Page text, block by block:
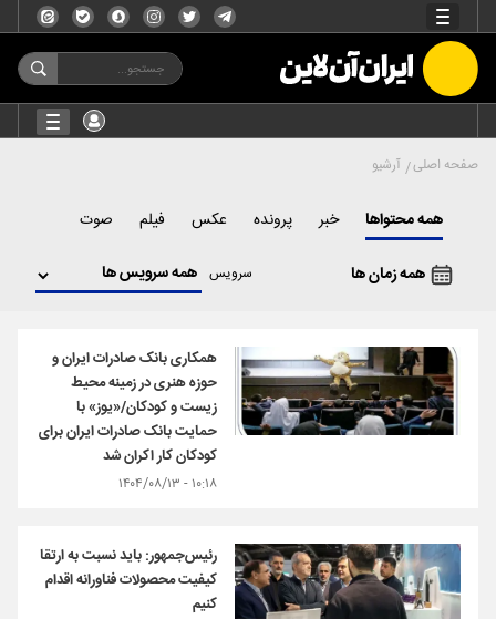
صفحه اصلی آرشیو
همه محتواها خبر پرونده عکس فیلم صوت
همه زمان ها سرویس
همکاری بانک صادرات ایران و
حوزه هنری در زمینه محیط
زیست و کودکان/«یوز» با
حمایت بانک صادرات ایران برای
کودکان کار اکران شد
۱۰:۱۸ - ۱۴۰۴/۰۸/۱۳
رئیس‌جمهور: باید نسبت به ارتقا
کیفیت محصولات فناورانه اقدام
کنیم